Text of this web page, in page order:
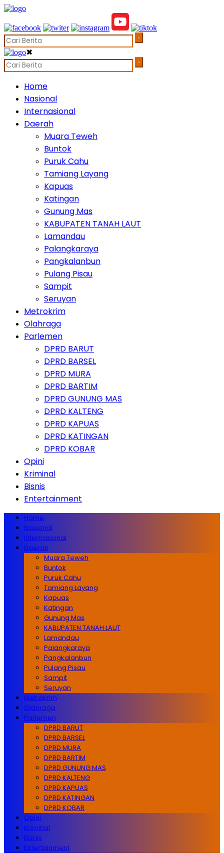
✖
Home
Nasional
Internasional
Daerah
Muara Teweh
Buntok
Puruk Cahu
Tamiang Layang
Kapuas
Katingan
Gunung Mas
KABUPATEN TANAH LAUT
Lamandau
Palangkaraya
Pangkalanbun
Pulang Pisau
Sampit
Seruyan
Metrokrim
Olahraga
Parlemen
DPRD BARUT
DPRD BARSEL
DPRD MURA
DPRD BARTIM
DPRD GUNUNG MAS
DPRD KALTENG
DPRD KAPUAS
DPRD KATINGAN
DPRD KOBAR
Opini
Kriminal
Bisnis
Entertainment
Home
Nasional
Internasional
Daerah
Muara Teweh
Buntok
Puruk Cahu
Tamiang Layang
Kapuas
Katingan
Gunung Mas
KABUPATEN TANAH LAUT
Lamandau
Palangkaraya
Pangkalanbun
Pulang Pisau
Sampit
Seruyan
Metrokrim
Olahraga
Parlemen
DPRD BARUT
DPRD BARSEL
DPRD MURA
DPRD BARTIM
DPRD GUNUNG MAS
DPRD KALTENG
DPRD KAPUAS
DPRD KATINGAN
DPRD KOBAR
Opini
Kriminal
Bisnis
Entertainment